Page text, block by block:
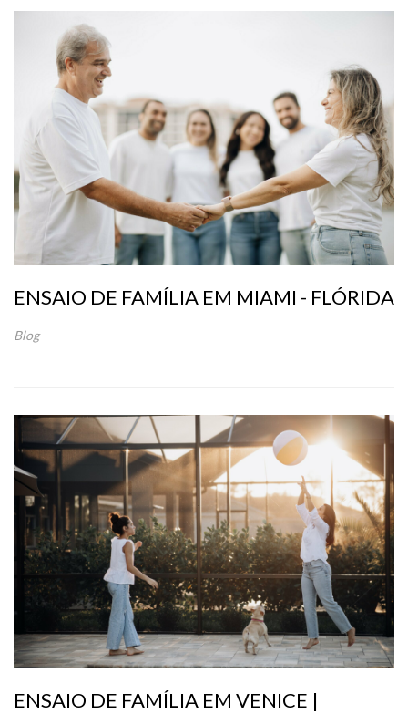
ENSAIO DE FAMÍLIA EM MIAMI - FLÓRIDA
Blog
ENSAIO DE FAMÍLIA EM VENICE |